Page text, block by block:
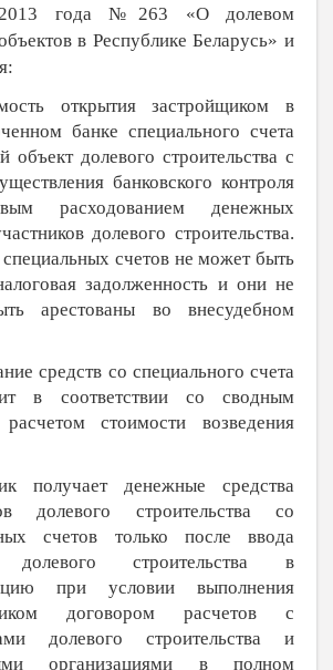
года №263 «О долевом
в Республике Беларусь» и
открытия застройщиком в
банке специального счета
объект долевого строительства с
банковского контроля
расходованием денежных
долевого строительства.
счетов не может быть
задолженность и они не
арестованы во внесудебном
средств со специального счета
в соответствии со сводным
стоимости возведения
получает денежные средства
долевого строительства со
счетов только после ввода
долевого строительства в
при условии выполнения
договором расчетов с
долевого строительства и
организациями в полном